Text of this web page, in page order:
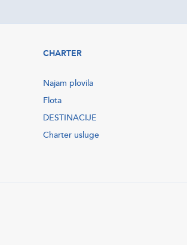
CHARTER
Najam plovila
Flota
DESTINACIJE
Charter usluge